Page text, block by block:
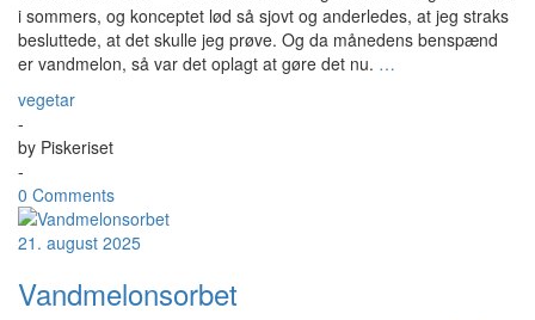
i sommers, og konceptet lød så sjovt og anderledes, at jeg straks
besluttede, at det skulle jeg prøve. Og da månedens benspænd
er vandmelon, så var det oplagt at gøre det nu. …
vegetar
-
by Piskeriset
-
0 Comments
21. august 2025
Vandmelonsorbet